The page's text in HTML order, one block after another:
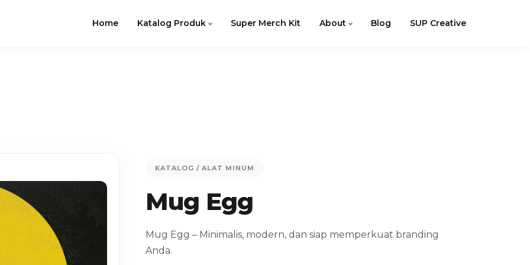
Home Katalog Produk Super Merch Kit About Blog SUP Creative
KATALOG / ALAT MINUM
Mug Egg
Mug Egg – Minimalis, modern, dan siap memperkuat branding
Anda.